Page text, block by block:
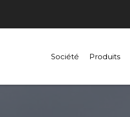
Société Produits